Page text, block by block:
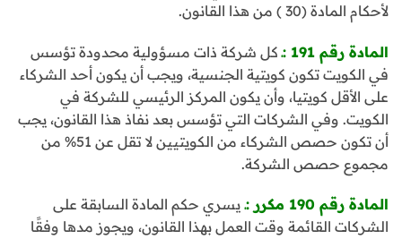
لأحكام المادة (30 ) من هذا القانون.
المادة رقم 191 :ـ
كل شركة ذات مسؤولية محدودة تؤسس
في الكويت تكون كويتية الجنسية، ويجب أن يكون أحد الشركاء
على الأقل كويتيا، وأن يكون المركز الرئيسي للشركة في
الكويت. وفي الشركات التي تؤسس بعد نفاذ هذا القانون، يجب
أن تكون حصص الشركاء من الكويتيين لا تقل عن 51% من
مجموع حصص الشركة.
المادة رقم 190 مكرر :ـ
يسري حكم المادة السابقة على
الشركات القائمة وقت العمل بهذا القانون، ويجوز مدها وفقًا